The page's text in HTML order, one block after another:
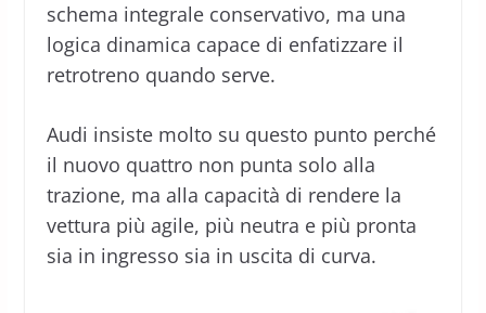
schema integrale conservativo, ma una
logica dinamica capace di enfatizzare il
retrotreno quando serve.
Audi insiste molto su questo punto perché
il nuovo quattro non punta solo alla
trazione, ma alla capacità di rendere la
vettura più agile, più neutra e più pronta
sia in ingresso sia in uscita di curva.